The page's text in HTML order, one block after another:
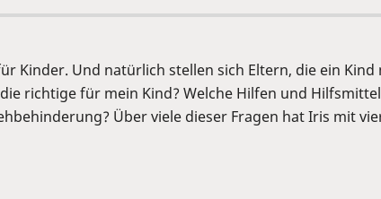
Kinder. Und natürlich stellen sich Eltern, die ein
richtige für mein Kind? Welche Hilfen und
Über viele dieser Fragen hat Iris mit